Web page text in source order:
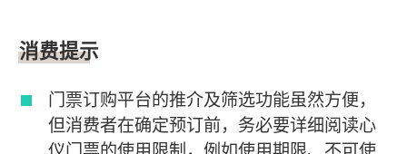
消费提示
门票订购平台的推介及筛选功能虽然方便，
但消费者在确定预订前，务必要详细阅读心